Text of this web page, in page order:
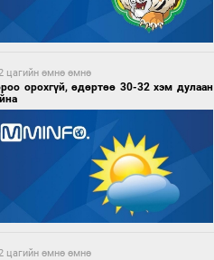
цагийн өмнө өмнө
орохгүй, өдөртөө 30-32 хэм дулаан
цагийн өмнө өмнө